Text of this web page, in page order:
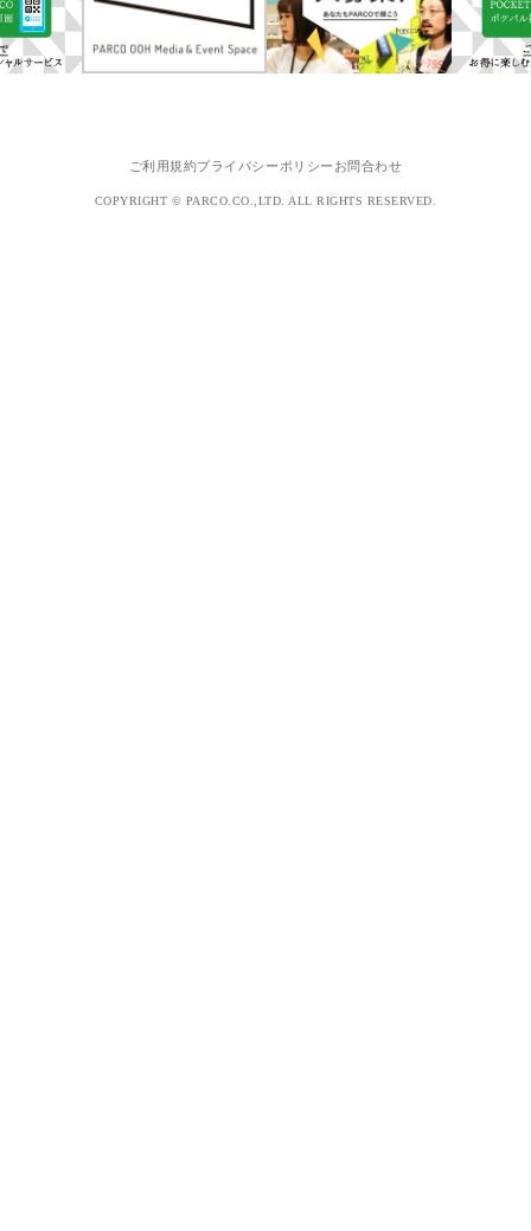
ご利用規約プライバシーポリシー お問合わせ
COPYRIGHT © PARCO.CO.,LTD. ALL RIGHTS RESERVED.